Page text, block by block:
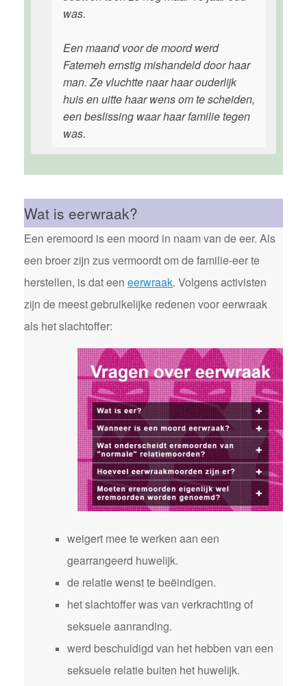
was.
Een maand voor de moord werd
Fatemeh ernstig mishandeld door haar
man. Ze vluchtte naar haar ouderlijk
huis en uitte haar wens om te scheiden,
een beslissing waar haar familie tegen
was.
Wat is eerwraak?
Een eremoord is een moord in naam van de eer. Als
een broer zijn zus vermoordt om de familie-eer te
herstellen, is dat een eerwraak. Volgens activisten
zijn de meest gebruikelijke redenen voor eerwraak
als het slachtoffer:
weigert mee te werken aan een
gearrangeerd huwelijk.
de relatie wenst te beëindigen.
het slachtoffer was van verkrachting of
seksuele aanranding.
werd beschuldigd van het hebben van een
seksuele relatie buiten het huwelijk.